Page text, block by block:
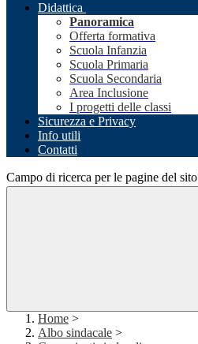
Didattica
Panoramica
Offerta formativa
Scuola Infanzia
Scuola Primaria
Scuola Secondaria
Area Inclusione
I progetti delle classi
Sicurezza e Privacy
Info utili
Contatti
Campo di ricerca per le pagine del sito
Home >
Albo sindacale >